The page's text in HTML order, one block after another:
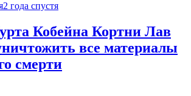
2 года спустя
Кобейна Кортни Лав
все материалы
смерти